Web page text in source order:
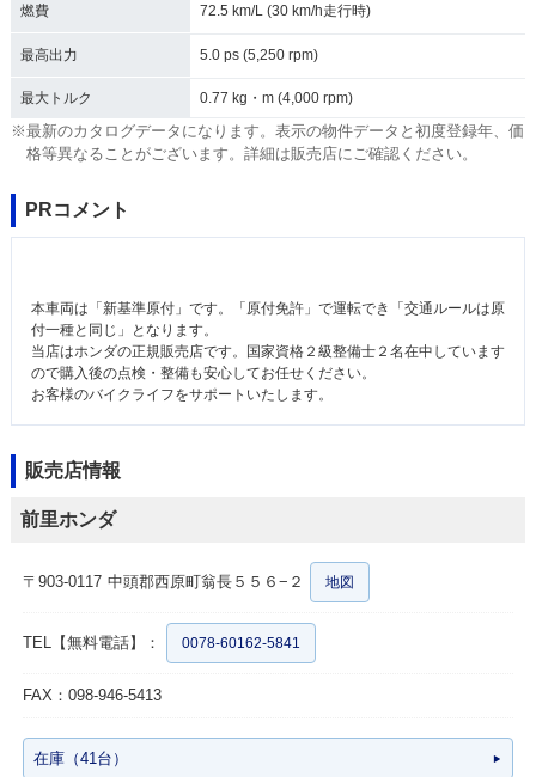
燃費 72.5 km/L (30 km/h走行時)
最高出力 5.0 ps (5,250 rpm)
最大トルク 0.77 kg・m (4,000 rpm)
※最新のカタログデータになります。表示の物件データと初度登録年、価
格等異なることがございます。詳細は販売店にご確認ください。
PRコメント
本車両は「新基準原付」です。「原付免許」で運転でき「交通ルールは原
付一種と同じ」となります。
当店はホンダの正規販売店です。国家資格２級整備士２名在中しています
ので購入後の点検・整備も安心してお任せください。
お客様のバイクライフをサポートいたします。
販売店情報
前里ホンダ
〒903-0117 中頭郡西原町翁長５５６−２ 地図
TEL【無料電話】： 0078-60162-5841
FAX：098-946-5413
在庫（41台）